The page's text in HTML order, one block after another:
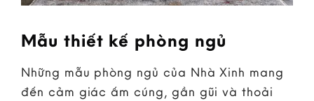
Mẫu thiết kế phòng ngủ
Những mẫu phòng ngủ của Nhà Xinh mang
đến cảm giác ấm cúng, gần gũi và thoải